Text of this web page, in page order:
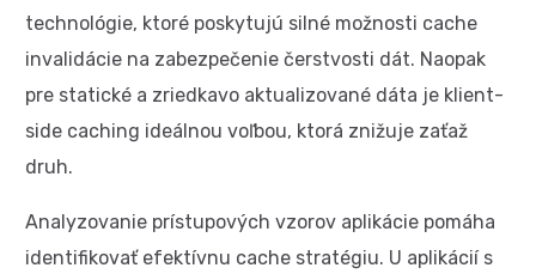
technológie, ktoré poskytujú silné možnosti cache
invalidácie na zabezpečenie čerstvosti dát. Naopak
pre statické a zriedkavo aktualizované dáta je klient-
side caching ideálnou voľbou, ktorá znižuje zaťaž
druh.
Analyzovanie prístupových vzorov aplikácie pomáha
identifikovať efektívnu cache stratégiu. U aplikácií s